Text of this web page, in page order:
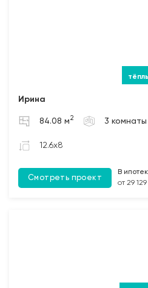
Ирина
84.08 м 2 3 комнаты
12.6x8
Смотреть проект
В
от 29